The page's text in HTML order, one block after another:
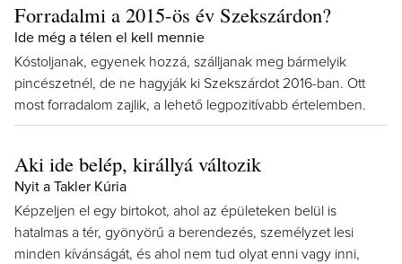
Forradalmi a 2015-ös év Szekszárdon?
Ide még a télen el kell mennie
Kóstoljanak, egyenek hozzá, szálljanak meg bármelyik
pincészetnél, de ne hagyják ki Szekszárdot 2016-ban. Ott
most forradalom zajlik, a lehető legpozitívabb értelemben.
Aki ide belép, királlyá változik
Nyit a Takler Kúria
Képzeljen el egy birtokot, ahol az épületeken belül is
hatalmas a tér, gyönyörű a berendezés, személyzet lesi
minden kívánságát, és ahol nem tud olyat enni vagy inni,